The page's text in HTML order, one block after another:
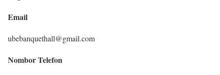
Email
ubebanquethall@gmail.com
Nombor Telefon